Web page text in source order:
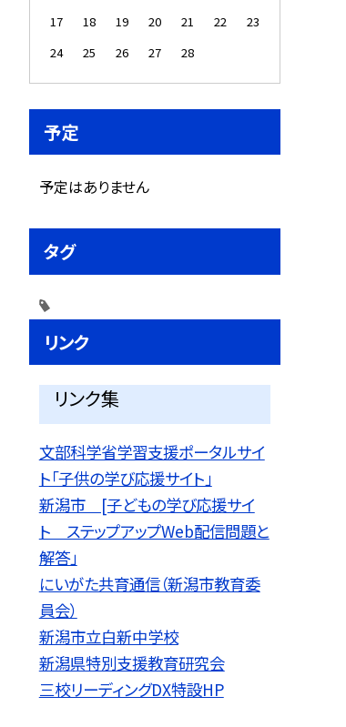
17
18 19 20 21 22
23
24
25 26 27 28
予定
予定はありません
タグ
リンク
リンク集
文部科学省学習支援ポータルサイ
ト「子供の学び応援サイト」
新潟市 [子どもの学び応援サイ
ト ステップアップWeb配信問題と
解答」
にいがた共育通信（新潟市教育委
員会）
新潟市立白新中学校
新潟県特別支援教育研究会
三校リーディングDX特設HP